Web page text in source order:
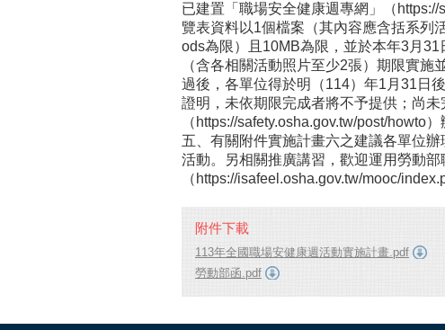
已建置「職場安全健康週專網」（
覽表資料以1個檔案（其內容應含括系列
ods為限）且10MB為限，並於本年3月
（含各相關活動照片至少2張）期限實
過後，各單位得於明（114）年1月31日
證明，未依期限完成者將不予提供；尚
（https://safety.osha.gov.tw/post/howto）
五、有關附件實施計畫六之建議各單位
活動。另相關推廣講習，歡迎運用勞動
（https://isafeel.osha.gov.tw/mooc/
附件下載
113年全國職場安健康週活動實施計畫.pdf
勞動部函.pdf